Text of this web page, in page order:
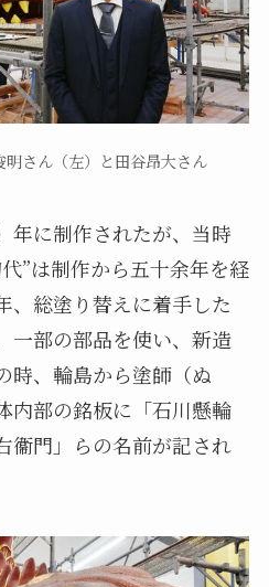
明さん（左）と田谷昂大さん
年に制作されたが、当時
”は制作から五十余年を経
、総塗り替えに着手した
一部の部品を使い、新造
時、輪島から塗師（ぬ
内部の銘板に「石川懸輪
門」らの名前が記され